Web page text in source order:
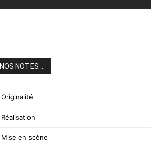
NOS NOTES ...
Originalité
Réalisation
Mise en scène